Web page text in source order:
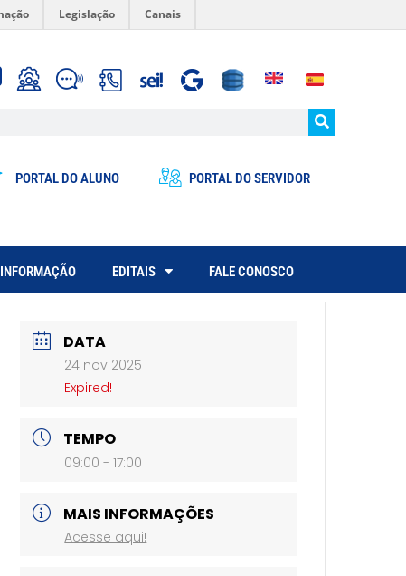
Legislação Canais
PORTAL DO ALUNO PORTAL DO SERVIDOR
EDITAIS FALE CONOSCO
DATA
24 nov 2025
Expired!
TEMPO
09:00 - 17:00
MAIS INFORMAÇÕES
Acesse aqui!